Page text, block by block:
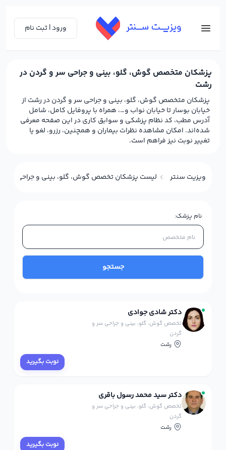
ورود | ثبت نام
پزشکان متخصص گوش، گلو، بینی و جراحی سر و گردن در
رشت
پزشکان متخصص گوش، گلو، بینی و جراحی سر و گردن در رشت از
خیابان بوسار تا خیابان نواب و…، همراه با پروفایل کامل، شامل
آدرس مطب، کد نظام پزشکی و سوابق کاری در این صفحه معرفی
شده‌اند. امکان مشاهده نظرات بیماران و همچنین، رزرو، لغو یا
تغییر نوبت نیز فراهم است.
ویزیت سنتر لیست پزشکان تخصص گوش، گلو، بینی و جراحی سر
نام پزشک:
جستجو
دکتر شادی جوادی
تخصص گوش، گلو، بینی و جراحی سر و
گردن
رشت
نوبت بگیرید
دکتر سید محمد رسول باقری
تخصص گوش، گلو، بینی و جراحی سر و
گردن
رشت
نوبت بگیرید